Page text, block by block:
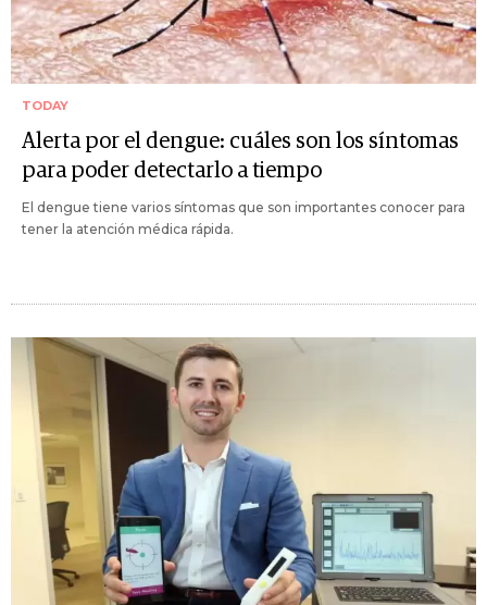
TODAY
Alerta por el dengue: cuáles son los síntomas
para poder detectarlo a tiempo
El dengue tiene varios síntomas que son importantes conocer para
tener la atención médica rápida.